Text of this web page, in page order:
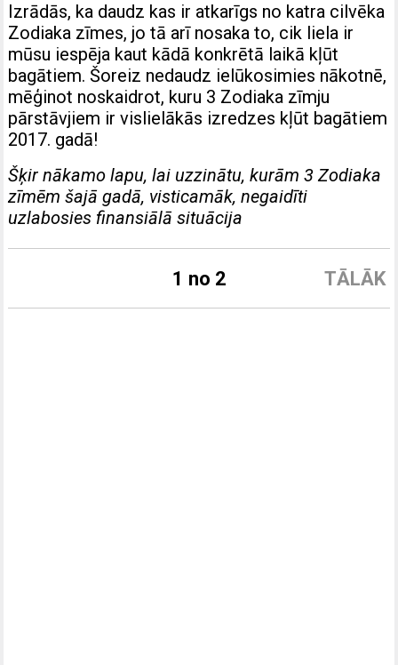
Izrādās, ka daudz kas ir atkarīgs no katra cilvēka
Zodiaka zīmes, jo tā arī nosaka to, cik liela ir
mūsu iespēja kaut kādā konkrētā laikā kļūt
bagātiem. Šoreiz nedaudz ielūkosimies nākotnē,
mēģinot noskaidrot, kuru 3 Zodiaka zīmju
pārstāvjiem ir vislielākās izredzes kļūt bagātiem
2017. gadā!
Šķir nākamo lapu, lai uzzinātu, kurām 3 Zodiaka
zīmēm šajā gadā, visticamāk, negaidīti
uzlabosies finansiālā situācija
TĀLĀK
1 no 2